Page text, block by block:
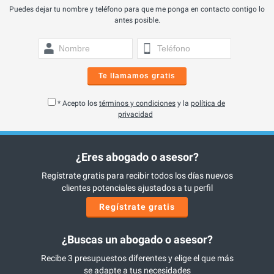
Puedes dejar tu nombre y teléfono para que me ponga en contacto contigo lo
antes posible.
Te llamamos gratis
* Acepto los términos y condiciones y la política de
privacidad
¿Eres abogado o asesor?
Regístrate gratis para recibir todos los días nuevos
clientes potenciales ajustados a tu perfil
Regístrate gratis
¿Buscas un abogado o asesor?
Recibe 3 presupuestos diferentes y elige el que más
se adapte a tus necesidades